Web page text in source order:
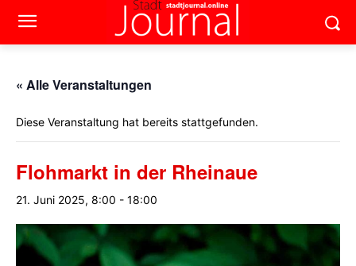
« Alle Veranstaltungen
Diese Veranstaltung hat bereits stattgefunden.
Flohmarkt in der Rheinaue
21. Juni 2025, 8:00 - 18:00